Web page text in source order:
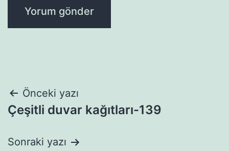
Yazı
gezinmesi
Önceki yazı
Çeşitli duvar kağıtları-139
Sonraki yazı